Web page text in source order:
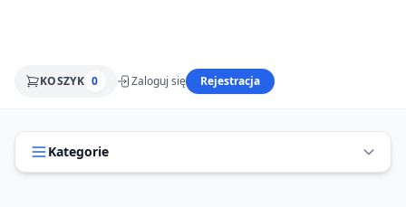
KOSZYK 0 Zaloguj się Rejestracja
Kategorie